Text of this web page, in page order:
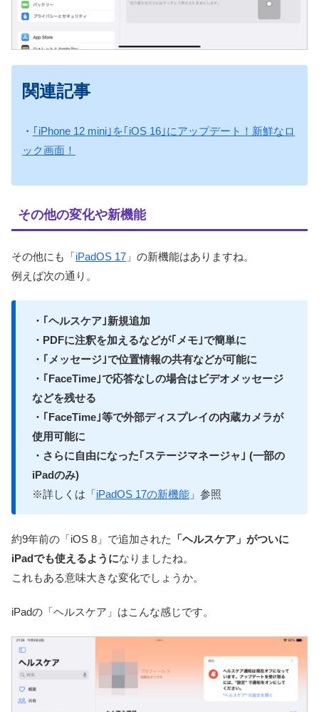
関連記事
・ ｢iPhone 12 mini｣を｢iOS 16｣にアップデート！新鮮なロ
ック画面！
その他の変化や新機能
その他にも「iPadOS 17 」の新機能はありますね。
例えば次の通り。
・｢ヘルスケア｣新規追加
・PDFに注釈を加えるなどが｢メモ｣で簡単に
・｢メッセージ｣で位置情報の共有などが可能に
・｢FaceTime｣で応答なしの場合はビデオメッセージ
などを残せる
・｢FaceTime｣等で外部ディスプレイの内蔵カメラが
使用可能に
・さらに自由になった｢ステージマネージャ｣ (一部の
iPadのみ)
※詳しくは「iPadOS 17の新機能」参照
約9年前の「iOS 8」で追加された
「ヘルスケア」がついに
iPadでも使えるようになりましたね。
これもある意味大きな変化でしょうか。
iPadの「ヘルスケア」はこんな感じです。